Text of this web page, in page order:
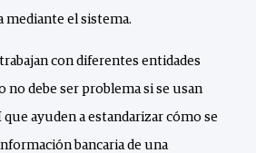
mediante el sistema.
con diferentes entidades
no debe ser problema si se usan
que ayuden a estandarizar cómo se
bancaria de una